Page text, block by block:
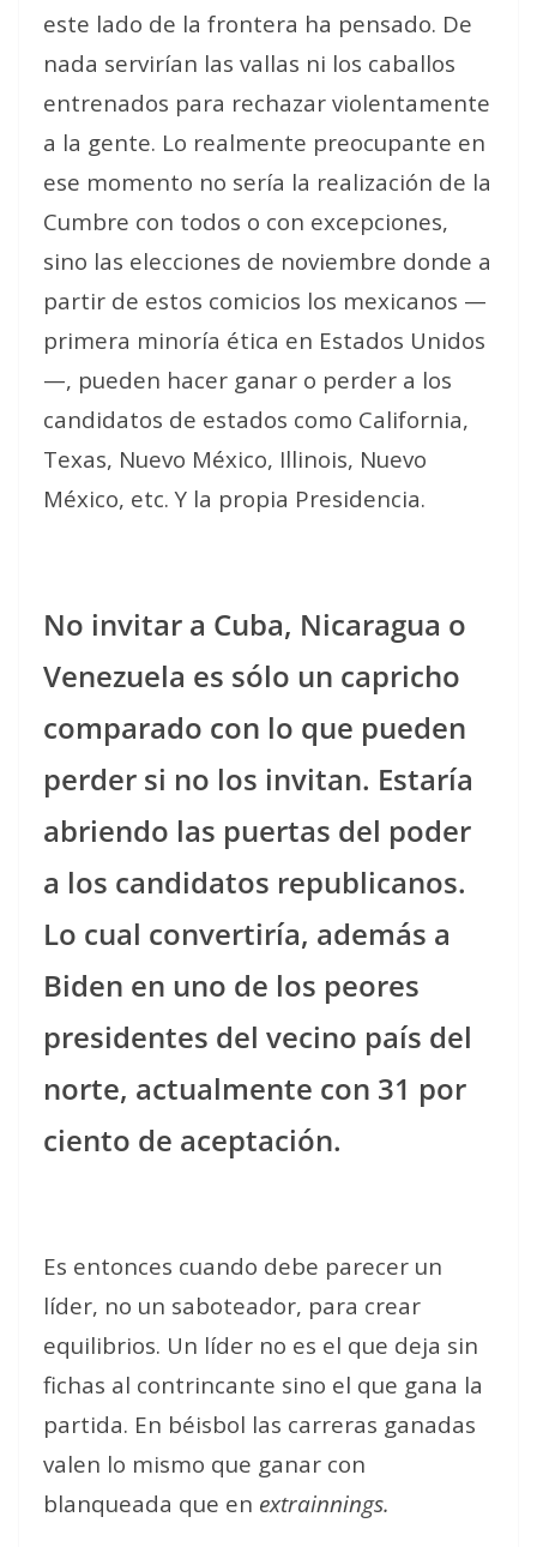
este lado de la frontera ha pensado. De
nada servirían las vallas ni los caballos
entrenados para rechazar violentamente
a la gente. Lo realmente preocupante en
ese momento no sería la realización de la
Cumbre con todos o con excepciones,
sino las elecciones de noviembre donde a
partir de estos comicios los mexicanos —
primera minoría ética en Estados Unidos
—, pueden hacer ganar o perder a los
candidatos de estados como California,
Texas, Nuevo México, Illinois, Nuevo
México, etc. Y la propia Presidencia.
No invitar a Cuba, Nicaragua o
Venezuela es sólo un capricho
comparado con lo que pueden
perder si no los invitan. Estaría
abriendo las puertas del poder
a los candidatos republicanos.
Lo cual convertiría, además a
Biden en uno de los peores
presidentes del vecino país del
norte, actualmente con 31 por
ciento de aceptación.
Es entonces cuando debe parecer un
líder, no un saboteador, para crear
equilibrios. Un líder no es el que deja sin
fichas al contrincante sino el que gana la
partida. En béisbol las carreras ganadas
valen lo mismo que ganar con
blanqueada que en extrainnings.